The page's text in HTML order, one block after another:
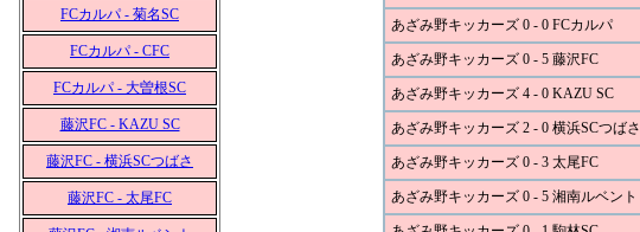
FCカルパ - 菊名SC
FCカルパ - CFC
FCカルパ - 大曽根SC
藤沢FC - KAZU SC
藤沢FC - 横浜SCつばさ
藤沢FC - 太尾FC
あざみ野キッカーズ 0 - 0 FCカルパ
あざみ野キッカーズ 0 - 5 藤沢FC
あざみ野キッカーズ 4 - 0 KAZU SC
あざみ野キッカーズ 2 - 0 横浜SCつばさ
あざみ野キッカーズ 0 - 3 太尾FC
あざみ野キッカーズ 0 - 5 湘南ルベント